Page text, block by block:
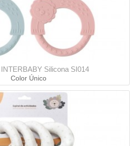
Silicona SI014
Color Único